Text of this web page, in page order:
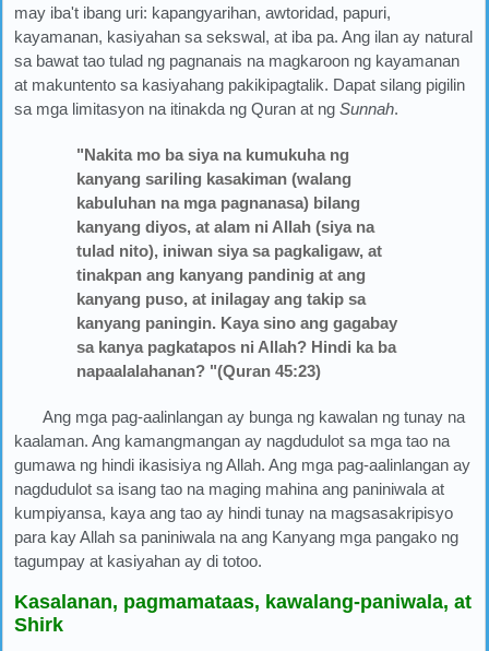
may iba't ibang uri: kapangyarihan, awtoridad, papuri,
kayamanan, kasiyahan sa sekswal, at iba pa. Ang ilan ay natural
sa bawat tao tulad ng pagnanais na magkaroon ng kayamanan
at makuntento sa kasiyahang pakikipagtalik. Dapat silang pigilin
sa mga limitasyon na itinakda ng Quran at ng Sunnah.
"Nakita mo ba siya na kumukuha ng
kanyang sariling kasakiman (walang
kabuluhan na mga pagnanasa) bilang
kanyang diyos, at alam ni Allah (siya na
tulad nito), iniwan siya sa pagkaligaw, at
tinakpan ang kanyang pandinig at ang
kanyang puso, at inilagay ang takip sa
kanyang paningin. Kaya sino ang gagabay
sa kanya pagkatapos ni Allah? Hindi ka ba
napaalalahanan? "(Quran 45:23)
Ang mga pag-aalinlangan ay bunga ng kawalan ng tunay na
kaalaman. Ang kamangmangan ay nagdudulot sa mga tao na
gumawa ng hindi ikasisiya ng Allah. Ang mga pag-aalinlangan ay
nagdudulot sa isang tao na maging mahina ang paniniwala at
kumpiyansa, kaya ang tao ay hindi tunay na magsasakripisyo
para kay Allah sa paniniwala na ang Kanyang mga pangako ng
tagumpay at kasiyahan ay di totoo.
Kasalanan, pagmamataas, kawalang-paniwala, at
Shirk